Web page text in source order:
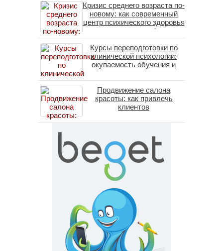
Кризис среднего возраста по-
новому: как современный
центр психического здоровья
помогает пересобрать
личность без таблеток
(методы ДПДГ и КПТ)
Курсы переподготовки по
клинической психологии:
окупаемость обучения и
специалистов в 2026 году
Продвижение салона
красоты: как привлечь
клиентов